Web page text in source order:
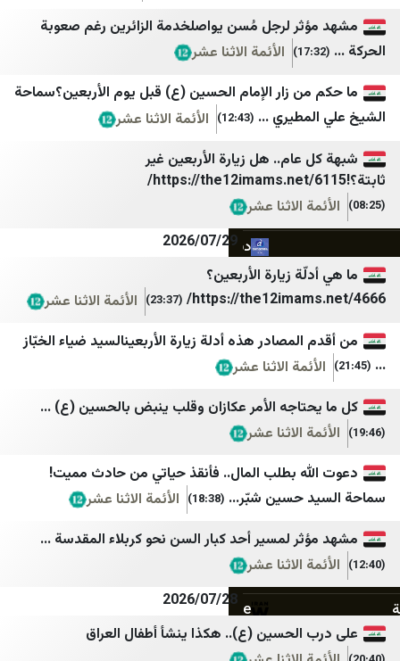
صيدا اون لاين
Good-Press
الأحداث 24
جديدنا
ميغافون
وكالة أنباء آسيا
LibnaNews
ديمقراطية نيوز
المركزية
الصدارة نيوز
جنوبية
قلم سياسي
لبنان اليوم
mdm نيوز
أخبار بلس
Tehran Times
IranWire
Iran International
TOBB
Türkiye Haber Ajansı
Ulusal Kanal
المشهد اليمني
تعز تايم
يمن برس
الساحل الغربي
العين الثالثة
المصدر أونلاين
نافذة اليمن
لرجل مُسن يواصلخدمة الزائرين رغم صعوبة
الأئمة الاثنا عشر
زار الإمام الحسين (ع) قبل يوم الأربعين؟سماحة
...
(12:43)
الأئمة الاثنا عشر
هل زيارة الأربعين غير
الاثنا عشر
2026/07/29
زيارة الأربعين؟
https://
(23:37)
الأئمة الاثنا عشر
هذه أدلة زيارة الأربعينالسيد ضياء الخبّاز
الاثنا عشر
الأمر عكازان وقلب ينبض بالحسين (ع) ...
الاثنا عشر
بطلب المال.. فأنقذ حياتي من حادث مميت!
حسين شبّر... (18:38)
الأئمة الاثنا عشر
لمسير أحد كبار السن نحو كربلاء المقدسة ...
الاثنا عشر
2026/07/28
الحسين (ع).. هكذا ينشأ أطفال العراق